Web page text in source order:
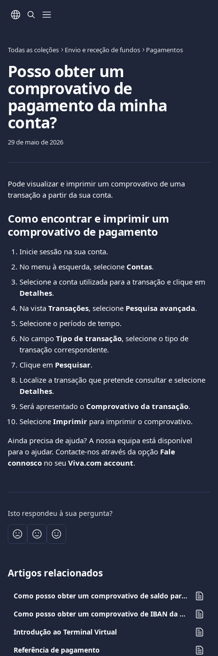
Todas as coleções Envio e receção de fundos Pagamentos
Posso obter um
comprovativo de
pagamento da minha
conta?
29 de maio de 2026
Pode visualizar e imprimir um comprovativo de uma
transação a partir da sua conta.
Como encontrar e imprimir um
comprovativo de pagamento
Inicie sessão na sua conta.
No menu à esquerda, selecione Contas.
Selecione a conta utilizada para a transação e clique em
Detalhes.
Na vista Transações, selecione Pesquisa avançada.
Selecione o período de tempo.
No campo Tipo de transação, selecione o tipo de
transação correspondente.
Clique em Pesquisar.
Localize a transação que pretende consultar e selecione
Detalhes.
Será apresentado o Comprovativo da transação.
Selecione Imprimir para imprimir o comprovativo.
Ainda precisa de ajuda? A nossa equipa está disponível
para o ajudar. Contacte-nos através da opção Fale
connosco no seu Viva.com account.
Isto respondeu à sua pergunta?
Artigos relacionados
Como posso obter um comprovativo de saldo para a minha conta empresarial?
Como posso obter um comprovativo de IBAN da minha conta Viva.com?
Introdução ao Terminal Virtual
Referência de pagamento